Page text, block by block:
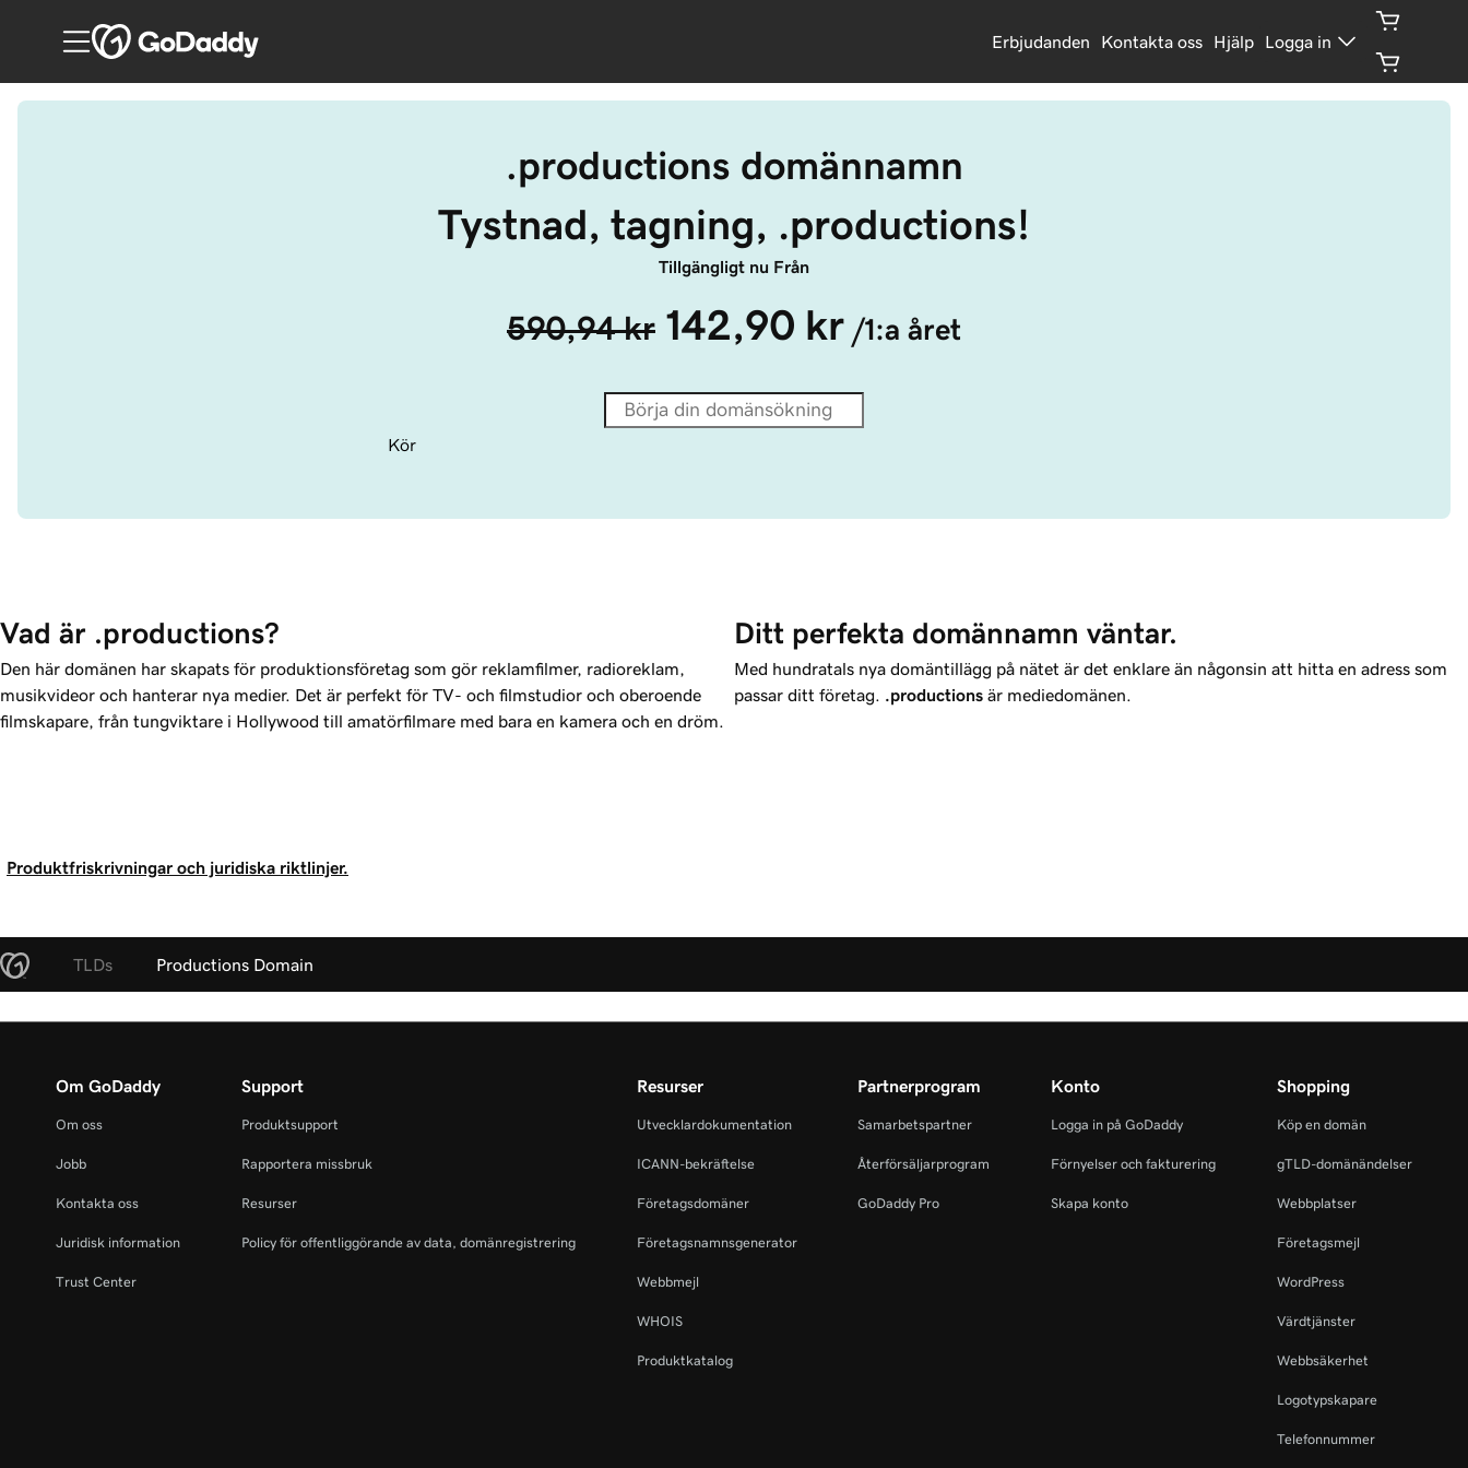
Erbjudanden Kontakta oss Hjälp Logga in
.productions domännamn
Tystnad, tagning, .productions!
Tillgängligt nu Från
590,94 kr 142,90 kr /1:a året
Kör
Vad är .productions?
Den här domänen har skapats för produktionsföretag som gör reklamfilmer, radioreklam,
musikvideor och hanterar nya medier. Det är perfekt för TV- och filmstudior och oberoende
filmskapare, från tungviktare i Hollywood till amatörfilmare med bara en kamera och en dröm.
Ditt perfekta domännamn väntar.
Med hundratals nya domäntillägg på nätet är det enklare än någonsin att hitta en adress som
passar ditt företag.
.productions är mediedomänen.
Produktfriskrivningar och juridiska riktlinjer.
TLDs Productions Domain
Om GoDaddy
Om oss
Jobb
Kontakta oss
Juridisk information
Trust Center
Support
Produktsupport
Rapportera missbruk
Resurser
Policy för offentliggörande av data, domänregistrering
Resurser
Utvecklardokumentation
ICANN-bekräftelse
Företagsdomäner
Företagsnamnsgenerator
Webbmejl
WHOIS
Produktkatalog
Partnerprogram
Samarbetspartner
Återförsäljarprogram
GoDaddy Pro
Konto
Logga in på GoDaddy
Förnyelser och fakturering
Skapa konto
Shopping
Köp en domän
gTLD-domänändelser
Webbplatser
Företagsmejl
WordPress
Värdtjänster
Webbsäkerhet
Logotypskapare
Telefonnummer